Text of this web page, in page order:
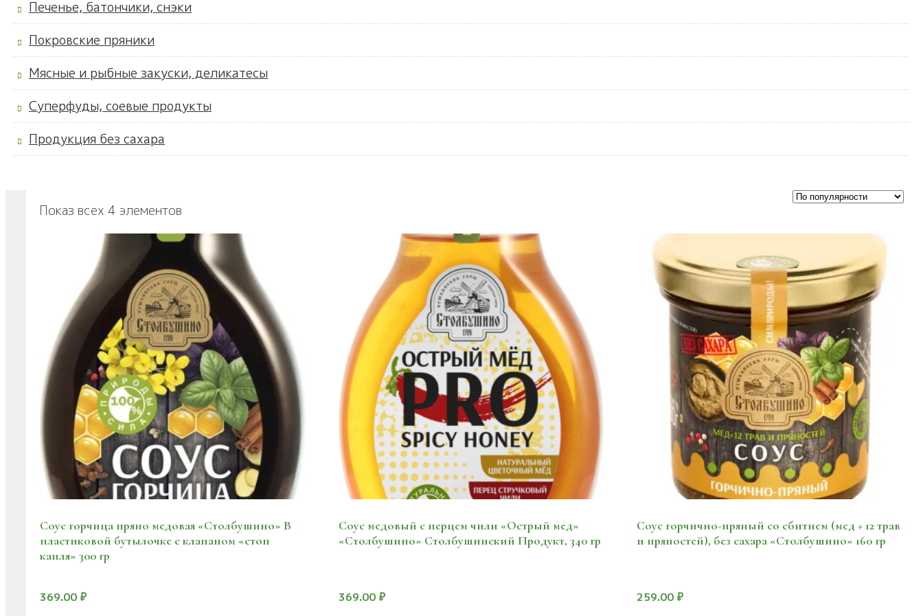
Печенье, батончики, снэки
Покровские пряники
Мясные и рыбные закуски, деликатесы
Суперфуды, соевые продукты
Продукция без сахара
Показ всех 4 элементов
Соус горчица пряно медовая «Столбушино» В
пластиковой бутылочке с клапаном «стоп
капля» 300 гр
369.00 ₽
Соус медовый с перцем чили «Острый мед»
«Столбушино» Столбушинский Продукт, 340 гр
369.00 ₽
Соус горчично-пряный со сбитнем (мед + 12 трав
и пряностей), без сахара «Столбушино» 160 гр
259.00₽